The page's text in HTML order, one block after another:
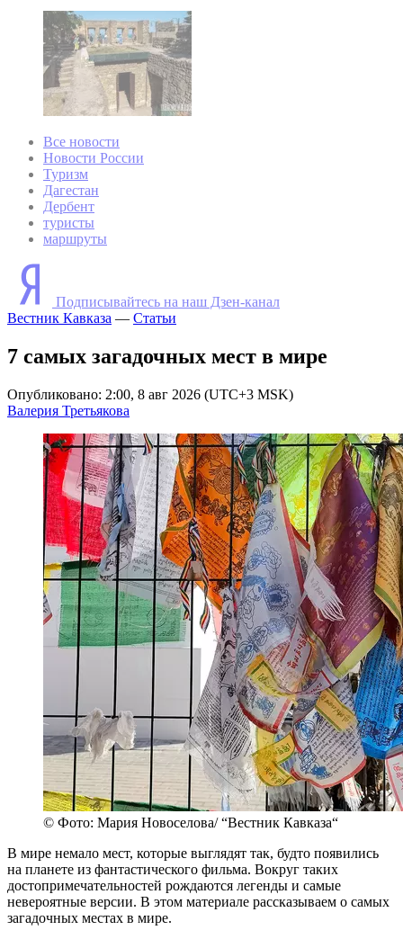
Все новости
Новости России
Туризм
Дагестан
Дербент
туристы
маршруты
Подписывайтесь на наш Дзен-канал
Вестник Кавказа — Статьи
7 самых загадочных мест в мире
Опубликовано: 2:00, 8 авг 2026 (UTC+3 MSK)
Валерия Третьякова
© Фото: Мария Новоселова/ “Вестник Кавказа“
В мире немало мест, которые выглядят так, будто появились
на планете из фантастического фильма. Вокруг таких
достопримечательностей рождаются легенды и самые
невероятные версии. В этом материале рассказываем о самых
загадочных местах в мире.